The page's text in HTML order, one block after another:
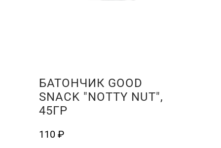
БАТОНЧИК GOOD
SNACK "NOTTY NUT",
45ГР
110 ₽